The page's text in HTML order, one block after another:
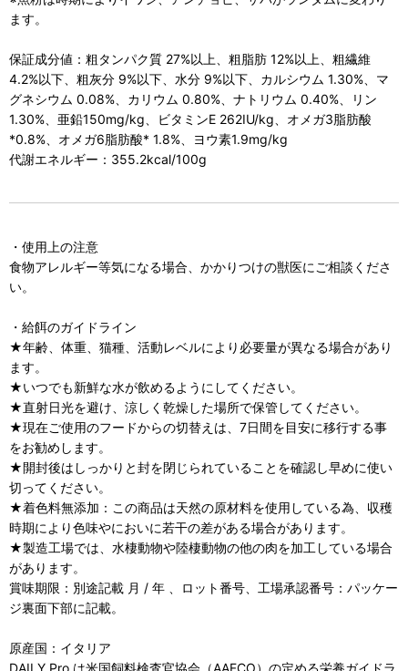
ます。
保証成分値：粗タンパク質 27%以上、粗脂肪 12%以上、粗繊維
4.2%以下、粗灰分 9%以下、水分 9%以下、カルシウム 1.30%、マ
グネシウム 0.08%、カリウム 0.80%、ナトリウム 0.40%、リン
1.30%、亜鉛150mg/kg、ビタミンE 262IU/kg、オメガ3脂肪酸
*0.8%、オメガ6脂肪酸* 1.8%、ヨウ素1.9mg/kg
代謝エネルギー：355.2kcal/100g
・使用上の注意
食物アレルギー等気になる場合、かかりつけの獣医にご相談くださ
い。
・給餌のガイドライン
★年齢、体重、猫種、活動レベルにより必要量が異なる場合があり
ます。
★いつでも新鮮な水が飲めるようにしてください。
★直射日光を避け、涼しく乾燥した場所で保管してください。
★現在ご使用のフードからの切替えは、7日間を目安に移行する事
をお勧めします。
★開封後はしっかりと封を閉じられていることを確認し早めに使い
切ってください。
★着色料無添加：この商品は天然の原材料を使用している為、収穫
時期により色味やにおいに若干の差がある場合があります。
★製造工場では、水棲動物や陸棲動物の他の肉を加工している場合
があります。
賞味期限：別途記載 月 / 年 、ロット番号、工場承認番号：パッケー
ジ裏面下部に記載。
原産国：イタリア
DAILY Pro は米国飼料検査官協会（AAFCO）の定める栄養ガイドラ